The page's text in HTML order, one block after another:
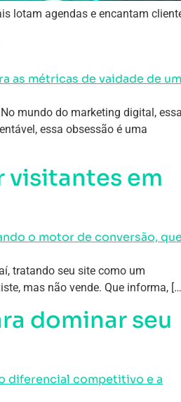
lotam agendas e encantam
mundo do marketing digital, essa
essa obsessão é uma
visitantes em
tratando seu site como um
mas não vende. Que informa,
dominar seu